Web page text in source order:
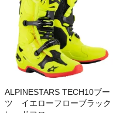
ALPINESTARS TECH10ブー
ツ イエローフローブラック